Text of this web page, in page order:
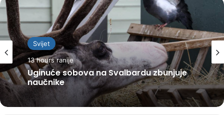
Svijet
13 hours ranije
Uginuće sobova na Svalbardu zbunjuje
naučnike